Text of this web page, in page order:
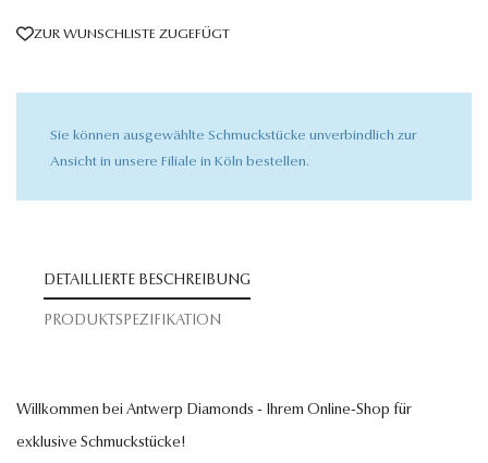
ZUR WUNSCHLISTE ZUGEFÜGT
Sie können ausgewählte Schmuckstücke unverbindlich zur
Ansicht in unsere Filiale in Köln bestellen.
DETAILLIERTE BESCHREIBUNG
PRODUKTSPEZIFIKATION
Willkommen bei Antwerp Diamonds - Ihrem Online-Shop für
exklusive Schmuckstücke!